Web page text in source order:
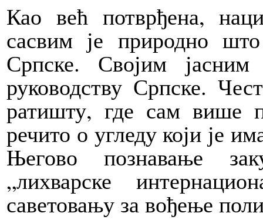
Као већ потврђена,
сасвим је природно
Српске. Својим
руководству Српске.
ратишту, где сам више
речито о угледу који је
Његово познавање
„лихварске
саветовању за вођење